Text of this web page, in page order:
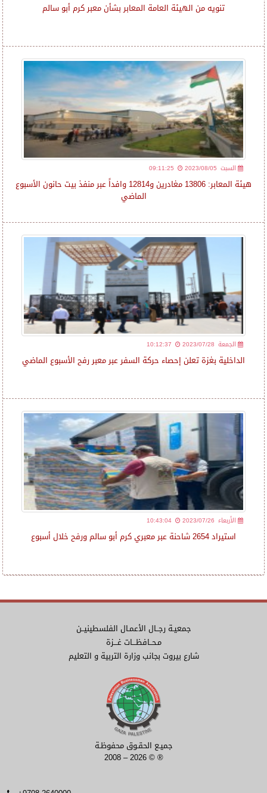
تنويه من الهيئة العامة المعابر بشأن معبر كرم أبو سالم
09:11:25
هيئة المعابر: 13806 مغادرين و12814 وافداً عبر منفذ بيت حانون الأسبوع
الماضي
10:12:37
الداخلية بغزة تعلن إحصاء حركة السفر عبر معبر رفح الأسبوع الماضي
10:43:04
استيراد 2654 شاحنة عبر معبري كرم أبو سالم ورفح خلال أسبوع
جمعيـة رجــال الأعمـال الفلسطينيــن
مـحــافظـــات غـــزة
شارع بيروت بجانب وزارة التربية و التعليم
جميـع الحقـوق محفوظـة
2008 – 2026 © ®